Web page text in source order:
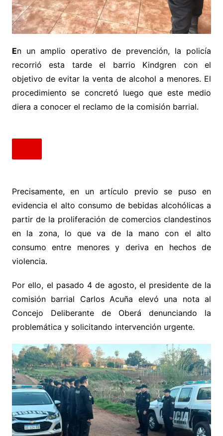
En un amplio operativo de prevención, la policía
recorrió esta tarde el barrio Kindgren con el
objetivo de evitar la venta de alcohol a menores. El
procedimiento se concretó luego que este medio
diera a conocer el reclamo de la comisión barrial.
Precisamente, en un artículo previo se puso en
evidencia el alto consumo de bebidas alcohólicas a
partir de la proliferación de comercios clandestinos
en la zona, lo que va de la mano con el alto
consumo entre menores y deriva en hechos de
violencia.
Por ello, el pasado 4 de agosto, el presidente de la
comisión barrial Carlos Acuña elevó una nota al
Concejo Deliberante de Oberá denunciando la
problemática y solicitando intervención urgente.